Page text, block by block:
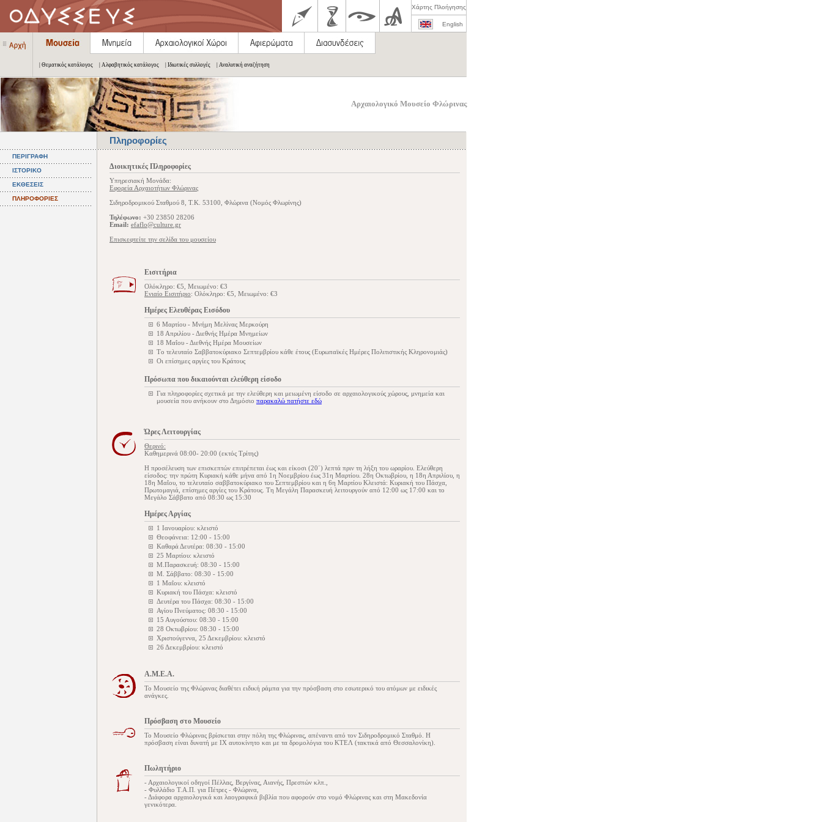
Χάρτης Πλοήγησης
English
| Θεματικός κατάλογος | Αλφαβητικός κατάλογος | Ιδιωτικές συλλογές | Αναλυτική αναζήτηση
Αρχαιολογικό Μουσείο Φλώρινας
Πληροφορίες
ΠΕΡΙΓΡΑΦΗ
ΙΣΤΟΡΙΚΟ
ΕΚΘΕΣΕΙΣ
ΠΛΗΡΟΦΟΡΙΕΣ
Διοικητικές Πληροφορίες
Υπηρεσιακή Μονάδα:
Εφορεία Αρχαιοτήτων Φλώρινας
Σιδηροδρομικού Σταθμού 8, Τ.Κ. 53100, Φλώρινα (Νομός Φλωρίνης)
Τηλέφωνο: +30 23850 28206
Email: efaflo@culture.gr
Επισκεφτείτε την σελίδα του μουσείου
Εισιτήρια
Ολόκληρο: €5, Μειωμένο: €3
Ενιαίο Εισιτήριο: Ολόκληρο: €5, Μειωμένο: €3
Ημέρες Ελευθέρας Εισόδου
6 Μαρτίου - Μνήμη Μελίνας Μερκούρη
18 Απριλίου - Διεθνής Ημέρα Μνημείων
18 Μαΐου - Διεθνής Ημέρα Μουσείων
Tο τελευταίο Σαββατοκύριακο Σεπτεμβρίου κάθε έτους (Ευρωπαϊκές Ημέρες Πολιτιστικής Κληρονομιάς)
Οι επίσημες αργίες του Κράτους
Πρόσωπα που δικαιούνται ελεύθερη είσοδο
Για πληροφορίες σχετικά με την ελεύθερη και μειωμένη είσοδο σε αρχαιολογικούς χώρους, μνημεία και
μουσεία που ανήκουν στο Δημόσιο παρακαλώ πατήστε εδώ
Ώρες Λειτουργίας
Θερινό:
Καθημερινά 08:00- 20:00 (εκτός Τρίτης)
Η προσέλευση των επισκεπτών επιτρέπεται έως και είκοσι (20΄) λεπτά πριν τη λήξη του ωραρίου. Ελεύθερη
είσοδος: την πρώτη Κυριακή κάθε μήνα από 1η Νοεμβρίου έως 31η Μαρτίου. 28η Οκτωβρίου, η 18η Απριλίου, η
18η Μαΐου, το τελευταίο σαββατοκύριακο του Σεπτεμβρίου και η 6η Μαρτίου Kλειστά: Κυριακή του Πάσχα,
Πρωτομαγιά, επίσημες αργίες του Κράτους. Τη Μεγάλη Παρασκευή λειτουργούν από 12:00 ως 17:00 και το
Μεγάλο Σάββατο από 08:30 ως 15:30
Ημέρες Αργίας
1 Ιανουαρίου: κλειστό
Θεοφάνεια: 12:00 - 15:00
Καθαρά Δευτέρα: 08:30 - 15:00
25 Μαρτίου: κλειστό
Μ.Παρασκευή: 08:30 - 15:00
Μ. Σάββατο: 08:30 - 15:00
1 Μαΐου: κλειστό
Κυριακή του Πάσχα: κλειστό
Δευτέρα του Πάσχα: 08:30 - 15:00
Αγίου Πνεύματος: 08:30 - 15:00
15 Αυγούστου: 08:30 - 15:00
28 Οκτωβρίου: 08:30 - 15:00
Χριστούγεννα, 25 Δεκεμβρίου: κλειστό
26 Δεκεμβρίου: κλειστό
Α.Μ.Ε.Α.
Το Μουσείο της Φλώρινας διαθέτει ειδική ράμπα για την πρόσβαση στο εσωτερικό του ατόμων με ειδικές
ανάγκες.
Πρόσβαση στο Μουσείο
Το Μουσείο Φλώρινας βρίσκεται στην πόλη της Φλώρινας, απέναντι από τον Σιδηροδρομικό Σταθμό. Η
πρόσβαση είναι δυνατή με ΙΧ αυτοκίνητο και με τα δρομολόγια του ΚΤΕΛ (τακτικά από Θεσσαλονίκη).
Πωλητήριο
- Αρχαιολογικοί οδηγοί Πέλλας, Βεργίνας, Αιανής, Πρεσπών κλπ.,
- Φυλλάδιο Τ.Α.Π. για Πέτρες - Φλώρινα,
- Διάφορα αρχαιολογικά και λαογραφικά βιβλία που αφορούν στο νομό Φλώρινας και στη Μακεδονία
γενικότερα.